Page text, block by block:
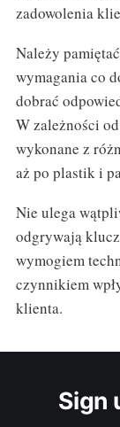
zadowolenia
Należy
wymagania co
dobrać
W zależności
wykonane z
aż po plastik i
Nie ulega
odgrywają
wymogiem
czynnikiem
klienta.
Sign